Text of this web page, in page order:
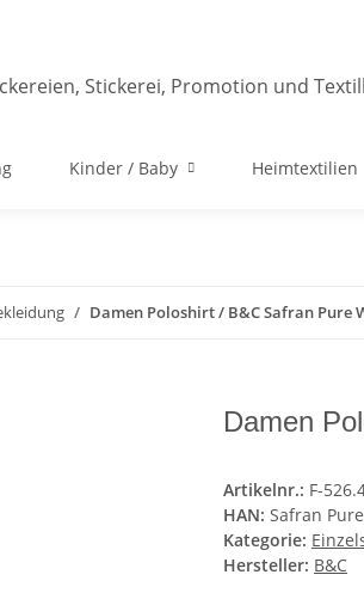
Kinder / Baby Heimtextilien
Damen Poloshirt / B&C Safran Pure
Damen
Artikelnr.: F-
HAN: Safran
Kategorie:
Hersteller: B&C